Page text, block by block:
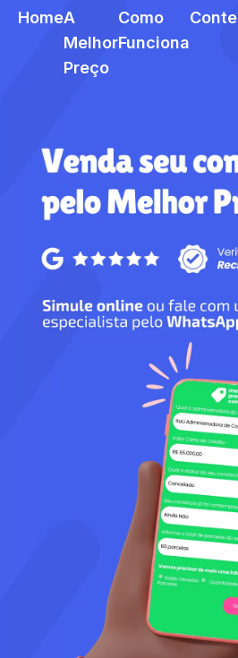
HomeA
Melhor
Preço
Como
Funciona